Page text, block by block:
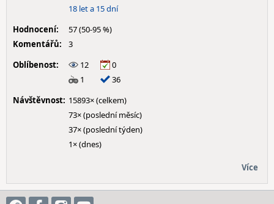
18 let a 15 dní
Hodnocení:
57 (50-95 %)
Komentářů:
3
Oblíbenost:
12
0
1
36
Návštěvnost: 15893× (celkem)
73× (poslední měsíc)
37× (poslední týden)
1× (dnes)
Více